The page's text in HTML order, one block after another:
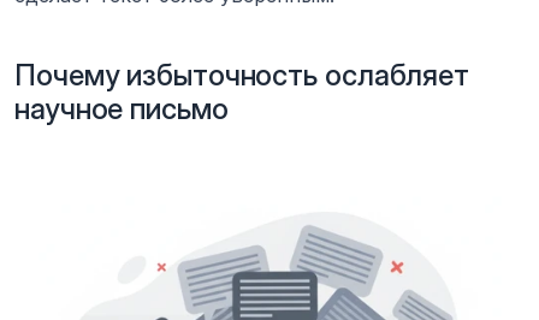
Почему избыточность ослабляет
научное письмо